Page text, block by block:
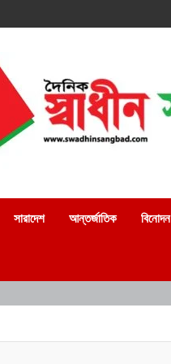
সারাদেশ আন্তর্জাতিক বিনোদন